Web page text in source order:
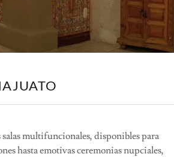
salas multifuncionales, disponibles para
hasta emotivas ceremonias nupciales,